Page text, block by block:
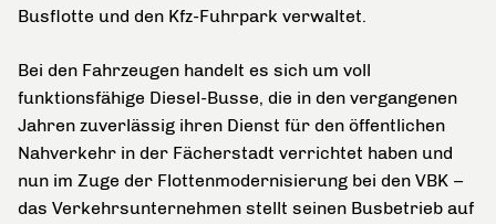
Busflotte und den Kfz-Fuhrpark verwaltet.
Bei den Fahrzeugen handelt es sich um voll
funktionsfähige Diesel-Busse, die in den vergangenen
Jahren zuverlässig ihren Dienst für den öffentlichen
Nahverkehr in der Fächerstadt verrichtet haben und
nun im Zuge der Flottenmodernisierung bei den VBK –
das Verkehrsunternehmen stellt seinen Busbetrieb auf